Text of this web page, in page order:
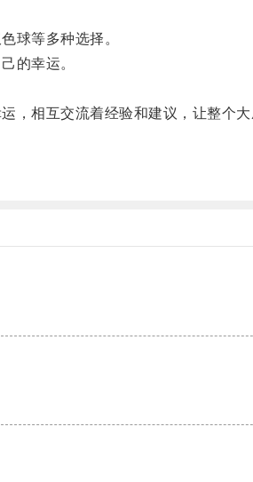
球等多种选择。
的幸运。
相互交流着经验和建议，让整个大